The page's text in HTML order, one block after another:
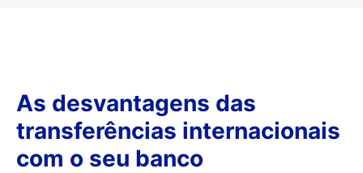
As desvantagens das
transferências internacionais
com o seu banco